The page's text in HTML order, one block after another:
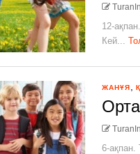
12-
Кей...
ЖАНҰЯ
6-ақпан.